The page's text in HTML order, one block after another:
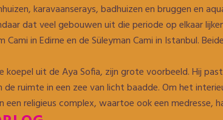
karavaanserays, badhuizen en bruggen en
dat veel gebouwen uit die periode op elkaar
in Edirne en de Süleyman Cami in Istanbul.
uit de Aya Sofia, zijn grote voorbeeld. Hij
ruimte in een zee van licht baadde. Om het
religieus complex, waartoe ook een medresse,